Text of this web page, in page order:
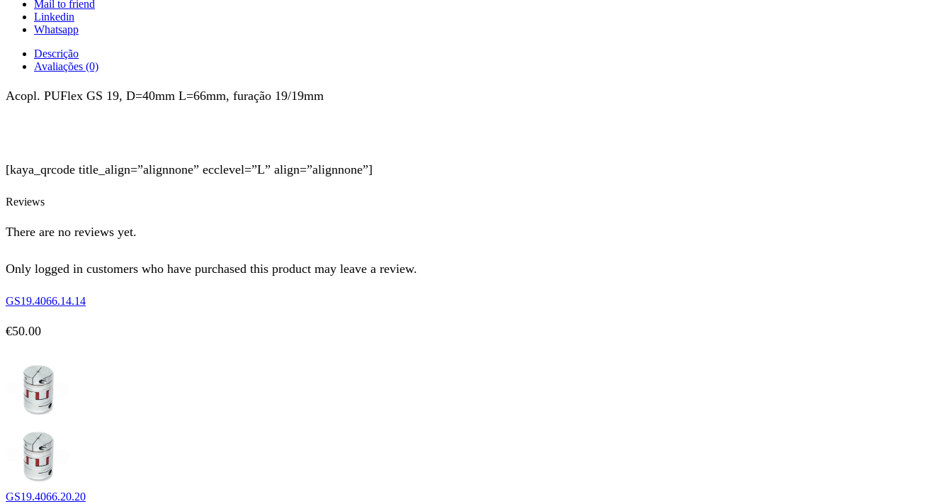
Mail to friend
Linkedin
Whatsapp
Descrição
Avaliações (0)
Acopl. PUFlex GS 19, D=40mm L=66mm, furação 19/19mm
[kaya_qrcode title_align=”alignnone” ecclevel=”L” align=”alignnone”]
Reviews
There are no reviews yet.
Only logged in customers who have purchased this product may leave a review.
GS19.4066.14.14
€50.00
GS19.4066.20.20